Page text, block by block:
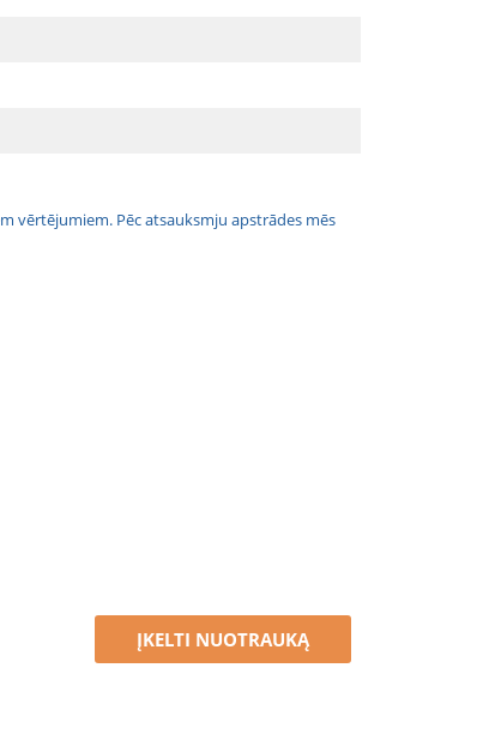
vērtējumiem. Pēc atsauksmju apstrādes mēs
ĮKELTI NUOTRAUKĄ